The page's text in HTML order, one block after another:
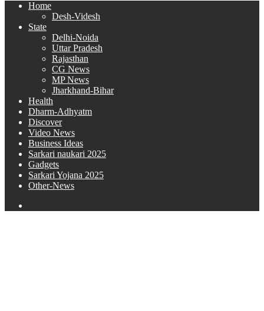
Home
Desh-Videsh
State
Delhi-Noida
Uttar Pradesh
Rajasthan
CG News
MP News
Jharkhand-Bihar
Health
Dharm-Adhyatm
Discover
Video News
Business Ideas
Sarkari naukari 2025
Gadgets
Sarkari Yojana 2025
Other-News